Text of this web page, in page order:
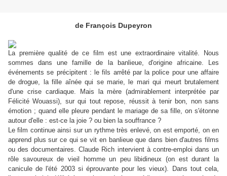
de François Dupeyron
La première qualité de ce film est une extraordinaire vitalité. Nous
sommes dans une famille de la banlieue, d'origine africaine. Les
événements se précipitent : le fils arrêté par la police pour une affaire
de drogue, la fille aînée qui se marie, le mari qui meurt brutalement
d'une crise cardiaque. Mais la mère (admirablement interprétée par
Félicité Wouassi), sur qui tout repose, réussit à tenir bon, non sans
émotion ; quand elle pleure pendant le mariage de sa fille, on s'étonne
autour d'elle : est-ce la joie ? ou bien la souffrance ?
Le film continue ainsi sur un rythme très enlevé, on est emporté, on en
apprend plus sur ce qui se vit en banlieue que dans bien d'autres films
ou des documentaires. Claude Rich intervient à contre-emploi dans un
rôle savoureux de vieil homme un peu libidineux (on est durant la
canicule de l'été 2003 si éprouvante pour les vieux). Dans tout cela,